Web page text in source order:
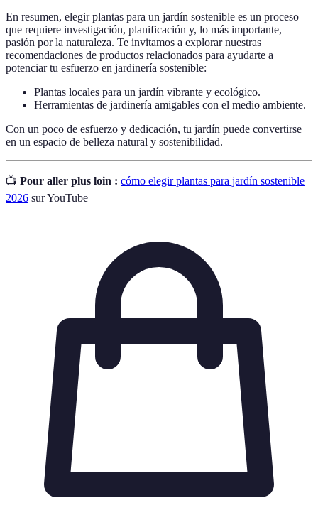
En resumen, elegir plantas para un jardín sostenible es un proceso
que requiere investigación, planificación y, lo más importante,
pasión por la naturaleza. Te invitamos a explorar nuestras
recomendaciones de productos relacionados para ayudarte a
potenciar tu esfuerzo en jardinería sostenible:
Plantas locales para un jardín vibrante y ecológico.
Herramientas de jardinería amigables con el medio ambiente.
Con un poco de esfuerzo y dedicación, tu jardín puede convertirse
en un espacio de belleza natural y sostenibilidad.
📺 Pour aller plus loin : cómo elegir plantas para jardín sostenible
2026 sur YouTube